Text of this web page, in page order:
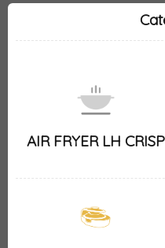
AIR FRYER LH CRISP